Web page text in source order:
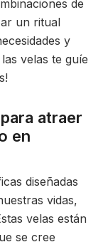
de
un ritual
y
velas te guíe
atraer
en
diseñadas
vidas,
velas están
se cree